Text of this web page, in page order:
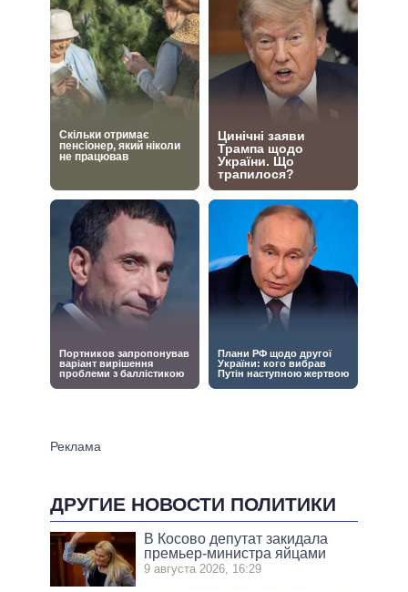
ДРУГИЕ НОВОСТИ ПОЛИТИКИ
В Косово депутат закидала
премьер-министра яйцами
9 августа 2026, 16:29